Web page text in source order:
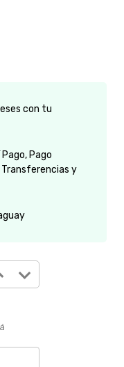
con tu
Pago
Transferencias y